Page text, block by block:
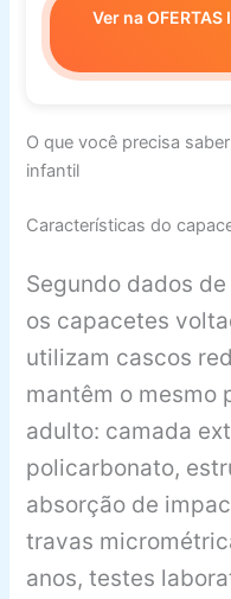
Ver na OFERTAS
O que você precisa
infantil
Características do
Segundo dados
os capacetes
utilizam cascos
mantêm o mesmo
adulto: camada
policarbonato,
absorção de
travas
anos, testes